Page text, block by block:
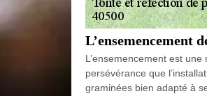
L’ensemencement
L’ensemencement est
persévérance que
graminées bien adapté à